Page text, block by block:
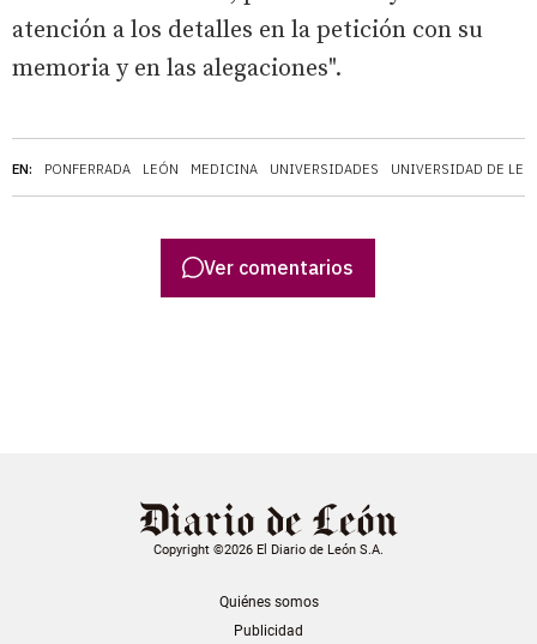
EN: PONFERRADA LEÓN MEDICINA UNIVERSIDADES UNIVERSIDAD DE
atención a los detalles en la petición con su
memoria y en las alegaciones".
Ver comentarios
Copyright ©2026 El Diario de León S.A.
Quiénes somos
Publicidad